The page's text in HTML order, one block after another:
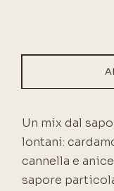
Un mix dal
lontani:
cannella e
sapore